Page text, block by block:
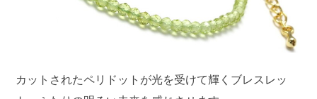
カットされたペリドットが光を受けて輝くブレスレッ